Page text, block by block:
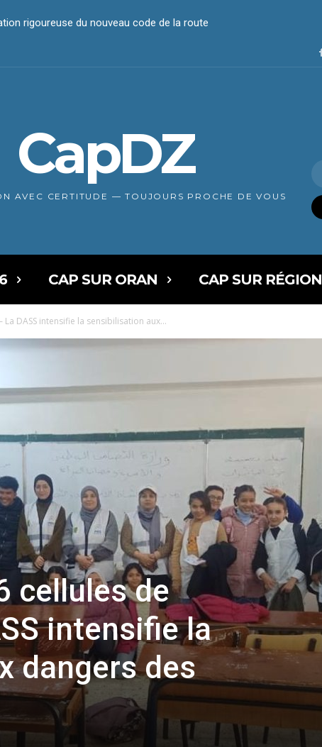
rigoureuse du nouveau code de la route
CapDZ
AVEC CERTITUDE — TOUJOURS PROCHE DE VOUS
CAP SUR ORAN CAP SUR RÉGION
DASS intensifie la sensibilisation aux...
cellules de
intensifie la
dangers des